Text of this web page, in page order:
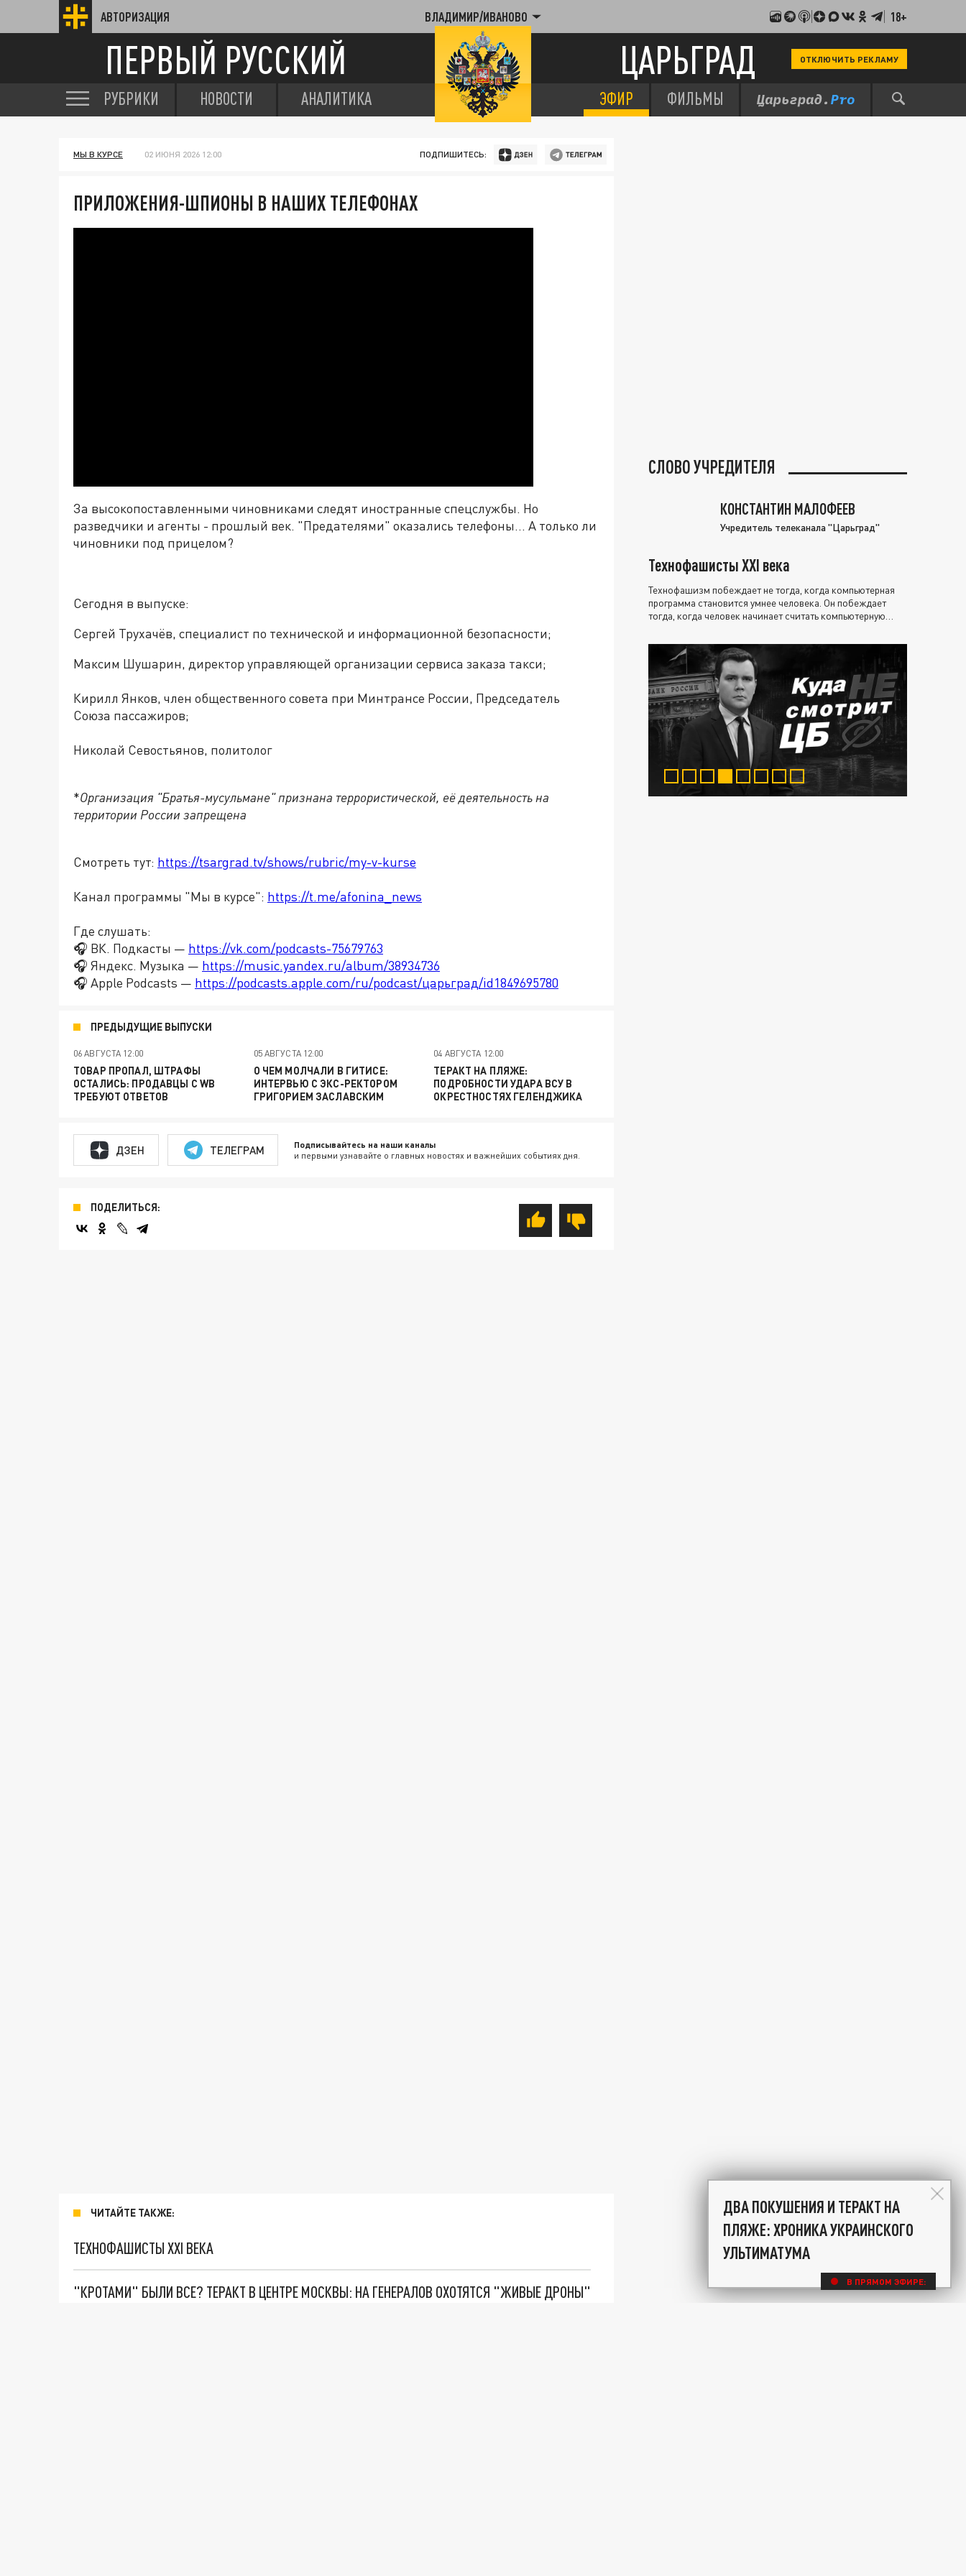
АВТОРИЗАЦИЯ ВЛАДИМИР/ИВАНОВО 18+
ПЕРВЫЙ РУССКИЙ ЦАРЬГРАД ОТКЛЮЧИТЬ РЕКЛАМУ
РУБРИКИ НОВОСТИ АНАЛИТИКА ЭФИР ФИЛЬМЫ
МЫ В КУРСЕ 02 ИЮНЯ 2026 12:00 ПОДПИШИТЕСЬ:
ПРИЛОЖЕНИЯ-ШПИОНЫ В НАШИХ ТЕЛЕФОНАХ
За высокопоставленными чиновниками следят иностранные спецслужбы. Но
разведчики и агенты - прошлый век. "Предателями" оказались телефоны... А только ли
чиновники под прицелом?
Сегодня в выпуске:
Сергей Трухачёв, специалист по технической и информационной безопасности;
Максим Шушарин, директор управляющей организации сервиса заказа такси;
Кирилл Янков, член общественного совета при Минтрансе России, Председатель
Союза пассажиров;
Николай Севостьянов, политолог
*Организация "Братья-мусульмане" признана террористической, её деятельность на
территории России запрещена
Смотреть тут: https://tsargrad.tv/shows/rubric/my-v-kurse
Канал программы "Мы в курсе": https://t.me/afonina_news
Где слушать:
🎧 ВК. Подкасты — https://vk.com/podcasts-75679763
🎧 Яндекс. Музыка — https://music.yandex.ru/album/38934736
🎧 Apple Podcasts — https://podcasts.apple.com/ru/podcast/царьград/id1849695780
ПРЕДЫДУЩИЕ ВЫПУСКИ
06 АВГУСТА 12:00
ТОВАР ПРОПАЛ, ШТРАФЫ
ОСТАЛИСЬ: ПРОДАВЦЫ С WB
ТРЕБУЮТ ОТВЕТОВ
05 АВГУСТА 12:00
О ЧЕМ МОЛЧАЛИ В ГИТИСЕ:
ИНТЕРВЬЮ С ЭКС-РЕКТОРОМ
ГРИГОРИЕМ ЗАСЛАВСКИМ
04 АВГУСТА 12:00
ТЕРАКТ НА ПЛЯЖЕ:
ПОДРОБНОСТИ УДАРА ВСУ В
ОКРЕСТНОСТЯХ ГЕЛЕНДЖИКА
ДЗЕН ТЕЛЕГРАМ Подписывайтесь на наши каналы
и первыми узнавайте о главных новостях и важнейших событиях дня.
ПОДЕЛИТЬСЯ:
ЧИТАЙТЕ ТАКЖЕ:
ТЕХНОФАШИСТЫ XXI ВЕКА
"КРОТАМИ" БЫЛИ ВСЕ? ТЕРАКТ В ЦЕНТРЕ МОСКВЫ: НА ГЕНЕРАЛОВ ОХОТЯТСЯ "ЖИВЫЕ ДРОНЫ"
СЛОВО УЧРЕДИТЕЛЯ
КОНСТАНТИН МАЛОФЕЕВ
Учредитель телеканала "Царьград"
Технофашисты XXI века
Технофашизм побеждает не тогда, когда компьютерная
программа становится умнее человека. Он побеждает
тогда, когда человек начинает считать компьютерную
ДВА ПОКУШЕНИЯ И ТЕРАКТ НА
ПЛЯЖЕ: ХРОНИКА УКРАИНСКОГО
УЛЬТИМАТУМА
В ПРЯМОМ ЭФИРЕ: